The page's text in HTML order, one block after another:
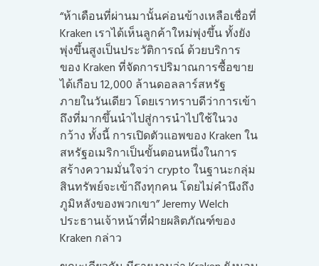
“ห้าเดือนที่ผ่านมานั้นค่อนข้างเหลือเชื่อที่
Kraken เราได้เห็นลูกค้าใหม่พุ่งขึ้น ทั้งยัง
พุ่งขึ้นสูงเป็นประวัติการณ์ ด้วยบริการ
ของ Kraken ที่จัดการปริมาณการซื้อขาย
ได้เกือบ 12,000 ล้านดอลลาร์สหรัฐ
ภายในวันเดียว โดยเราทราบดีว่าการเข้า
ถึงที่มากขึ้นนำไปสู่การนำไปใช้ในวง
กว้าง ทั้งนี้ การเปิดตัวแอพของ Kraken ใน
สหรัฐอเมริกาเป็นขั้นตอนหนึ่งในการ
สร้างความมั่นใจว่า crypto ในฐานะกลุ่ม
สินทรัพย์จะเข้าถึงทุกคน โดยไม่คำนึงถึง
ภูมิหลังของพวกเขา” Jeremy Welch
ประธานเจ้าหน้าที่ฝ่ายผลิตภัณฑ์ของ
Kraken กล่าว